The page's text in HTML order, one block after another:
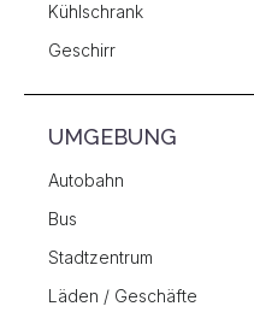
Kühlschrank
Geschirr
UMGEBUNG
Autobahn
Bus
Stadtzentrum
Läden / Geschäfte